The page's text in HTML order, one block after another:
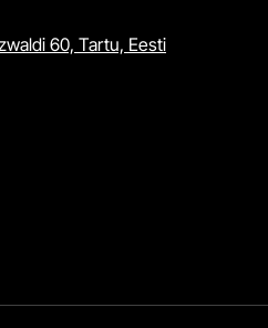
60, Tartu, Eesti